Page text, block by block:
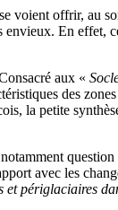
voient offrir, au
En effet,
aux «
des
la petite
question
avec les
périglaciaires